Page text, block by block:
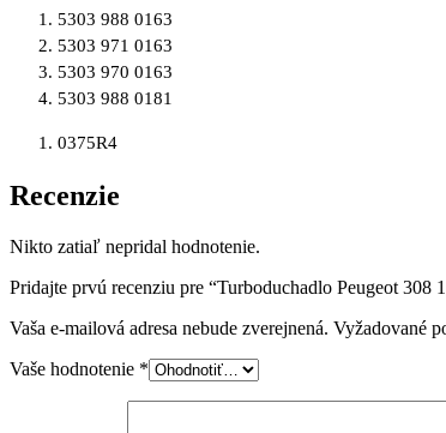
5303 988 0163
5303 971 0163
5303 970 0163
5303 988 0181
0375R4
Recenzie
Nikto zatiaľ nepridal hodnotenie.
Pridajte prvú recenziu pre “Turboduchadlo Peugeot 308
Vaša e-mailová adresa nebude zverejnená. Vyžadované
Vaše hodnotenie *